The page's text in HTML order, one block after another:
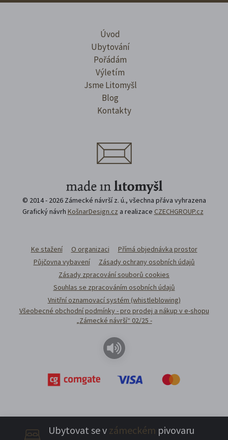
Ubytovat se v zámeckém pivovaru
Úvod
Ubytování
Pořádám
Výletím
Jsme Litomyšl
Blog
Kontakty
© 2014 - 2026 Zámecké návrší z. ú., všechna přáva vyhrazena
Grafický návrh KošnarDesign.cz a realizace CZECHGROUP.cz
Ke stažení O organizaci
Přímá objednávka prostor
Půjčovna vybavení
Zásady ochrany osobních údajů
Zásady zpracování souborů cookies
Souhlas se zpracováním osobních údajů
Vnitřní oznamovací systém (whistleblowing)
Všeobecné obchodní podmínky - pro prodej a nákup v e-shopu
„Zámecké návrší“ 02/25 -